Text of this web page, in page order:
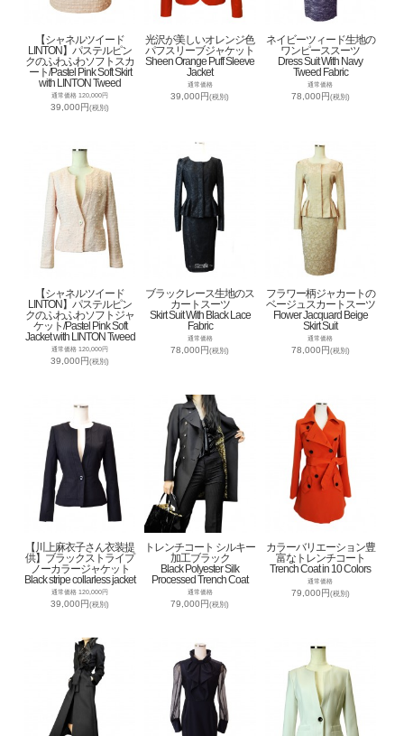
【シャネルツイード
LINTON】パステルピン
クのふわふわソフトスカ
ート/Pastel Pink Soft Skirt
with LINTON Tweed
通常価格 120,000円
39,000円(税別)
光沢が美しいオレンジ色
パフスリーブジャケット
Sheen Orange Puff Sleeve
Jacket
通常価格
39,000円(税別)
ネイビーツィード生地の
ワンピーススーツ
Dress Suit With Navy
Tweed Fabric
通常価格
78,000円(税別)
【シャネルツイード
LINTON】パステルピン
クのふわふわソフトジャ
ケット/Pastel Pink Soft
Jacket with LINTON Tweed
通常価格 120,000円
39,000円(税別)
ブラックレース生地のス
カートスーツ
Skirt Suit With Black Lace
Fabric
通常価格
78,000円(税別)
フラワー柄ジャカートの
ベージュスカートスーツ
Flower Jacquard Beige
Skirt Suit
通常価格
78,000円(税別)
【川上麻衣子さん衣装提
供】ブラックストライプ
ノーカラージャケット
Black stripe collarless jacket
通常価格 120,000円
39,000円(税別)
トレンチコート シルキー
加工ブラック
Black Polyester Silk
Processed Trench Coat
通常価格
79,000円(税別)
カラーバリエーション豊
富なトレンチコート
Trench Coat in 10 Colors
通常価格
79,000円(税別)